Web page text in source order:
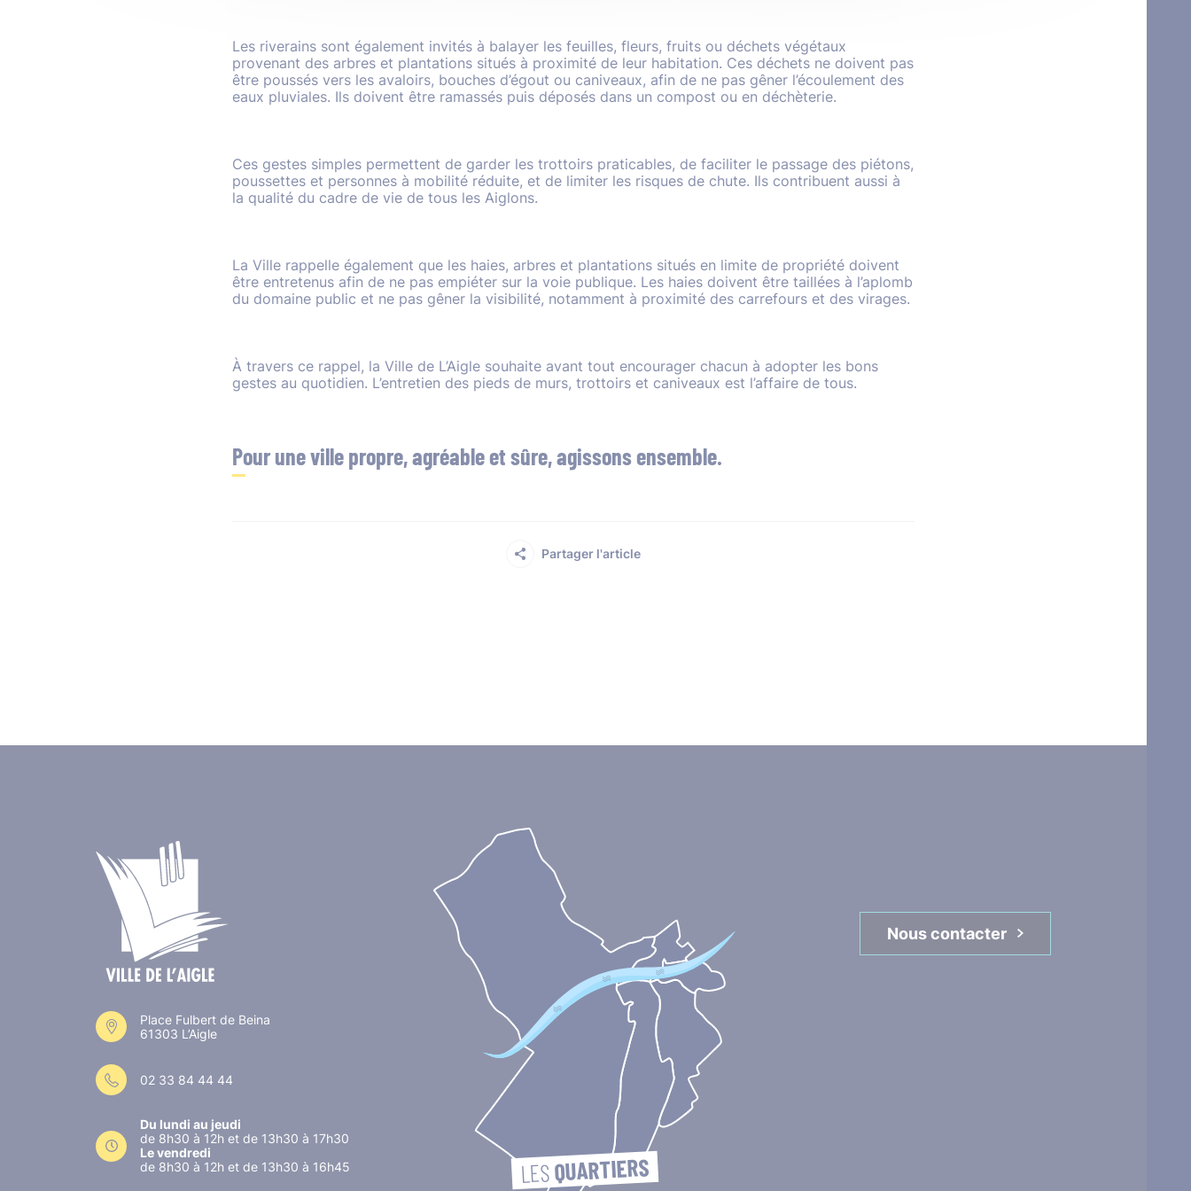
Les riverains sont également invités à balayer les feuilles, fleurs, fruits ou déchets végétaux
provenant des arbres et plantations situés à proximité de leur habitation. Ces déchets ne doivent pas
être poussés vers les avaloirs, bouches d’égout ou caniveaux, afin de ne pas gêner l’écoulement des
eaux pluviales. Ils doivent être ramassés puis déposés dans un compost ou en déchèterie.
Ces gestes simples permettent de garder les trottoirs praticables, de faciliter le passage des piétons,
poussettes et personnes à mobilité réduite, et de limiter les risques de chute. Ils contribuent aussi à
la qualité du cadre de vie de tous les Aiglons.
La Ville rappelle également que les haies, arbres et plantations situés en limite de propriété doivent
être entretenus afin de ne pas empiéter sur la voie publique. Les haies doivent être taillées à l’aplomb
du domaine public et ne pas gêner la visibilité, notamment à proximité des carrefours et des virages.
À travers ce rappel, la Ville de L’Aigle souhaite avant tout encourager chacun à adopter les bons
gestes au quotidien. L’entretien des pieds de murs, trottoirs et caniveaux est l’affaire de tous.
Pour une ville propre, agréable et sûre, agissons ensemble.
Partager l'article
Place Fulbert de Beina
61303 L’Aigle
02 33 84 44 44
Du lundi au jeudi
de 8h30 à 12h et de 13h30 à 17h30
Le vendredi
de 8h30 à 12h et de 13h30 à 16h45
LES QUARTIERS
Nous contacter